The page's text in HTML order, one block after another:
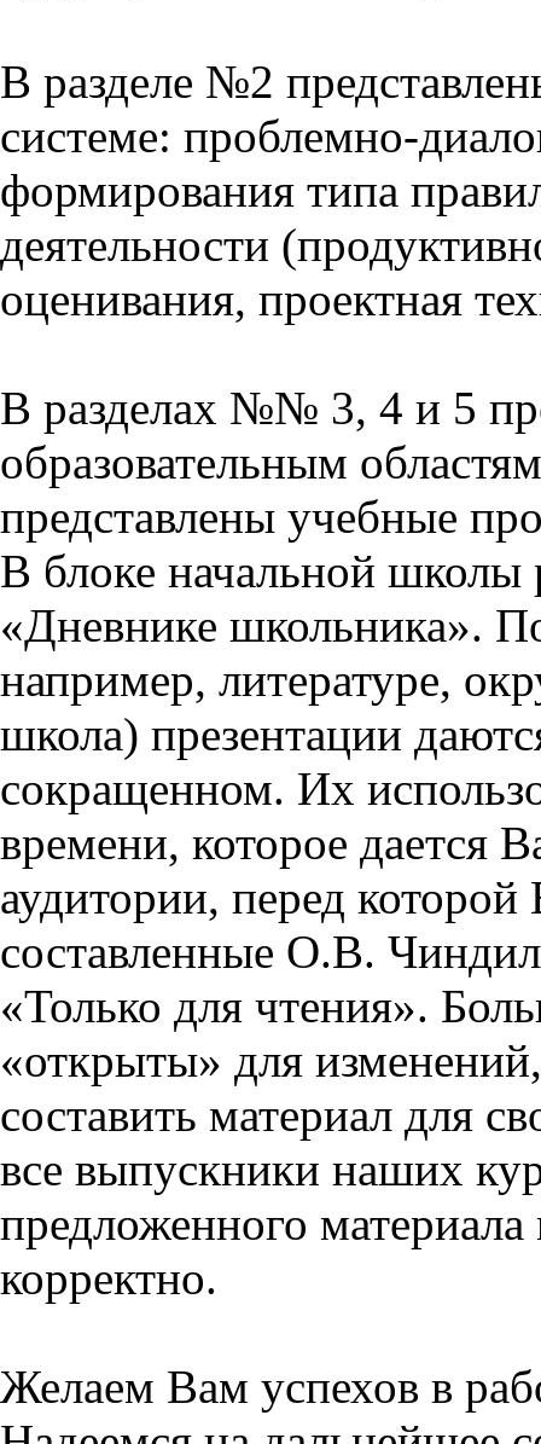
В разделе №2
системе: проблемно-
формирования типа
деятельности
оценивания, проектная
В разделах №№ 3, 4 и 5
образовательным
представлены учебные
В блоке начальной школы
«Дневнике школьника».
например, литературе,
школа) презентации
сокращенном. Их
времени, которое дается
аудитории, перед
составленные О.В.
«Только для чтения».
«открыты» для
составить материал для
все выпускники наших
предложенного
корректно.
Желаем Вам успехов в